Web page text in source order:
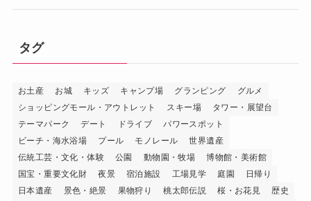
タグ
お土産 お城 キッズ キャンプ場 グランピング
グルメ
ショッピングモール・アウトレット
スキー場
タワー・展望台
テーマパーク
デート ドライブ
パワースポット
ビーチ・海水浴場
プール モノレール
世界遺産
伝統工芸・文化・体験
公園 動物園・牧場
博物館・美術館
国宝・重要文化財
夜景 宿泊施設 工場見学 庭園
日帰り
日本遺産
景色・絶景 果物狩り 桃太郎伝説 桜・お花見
歴史